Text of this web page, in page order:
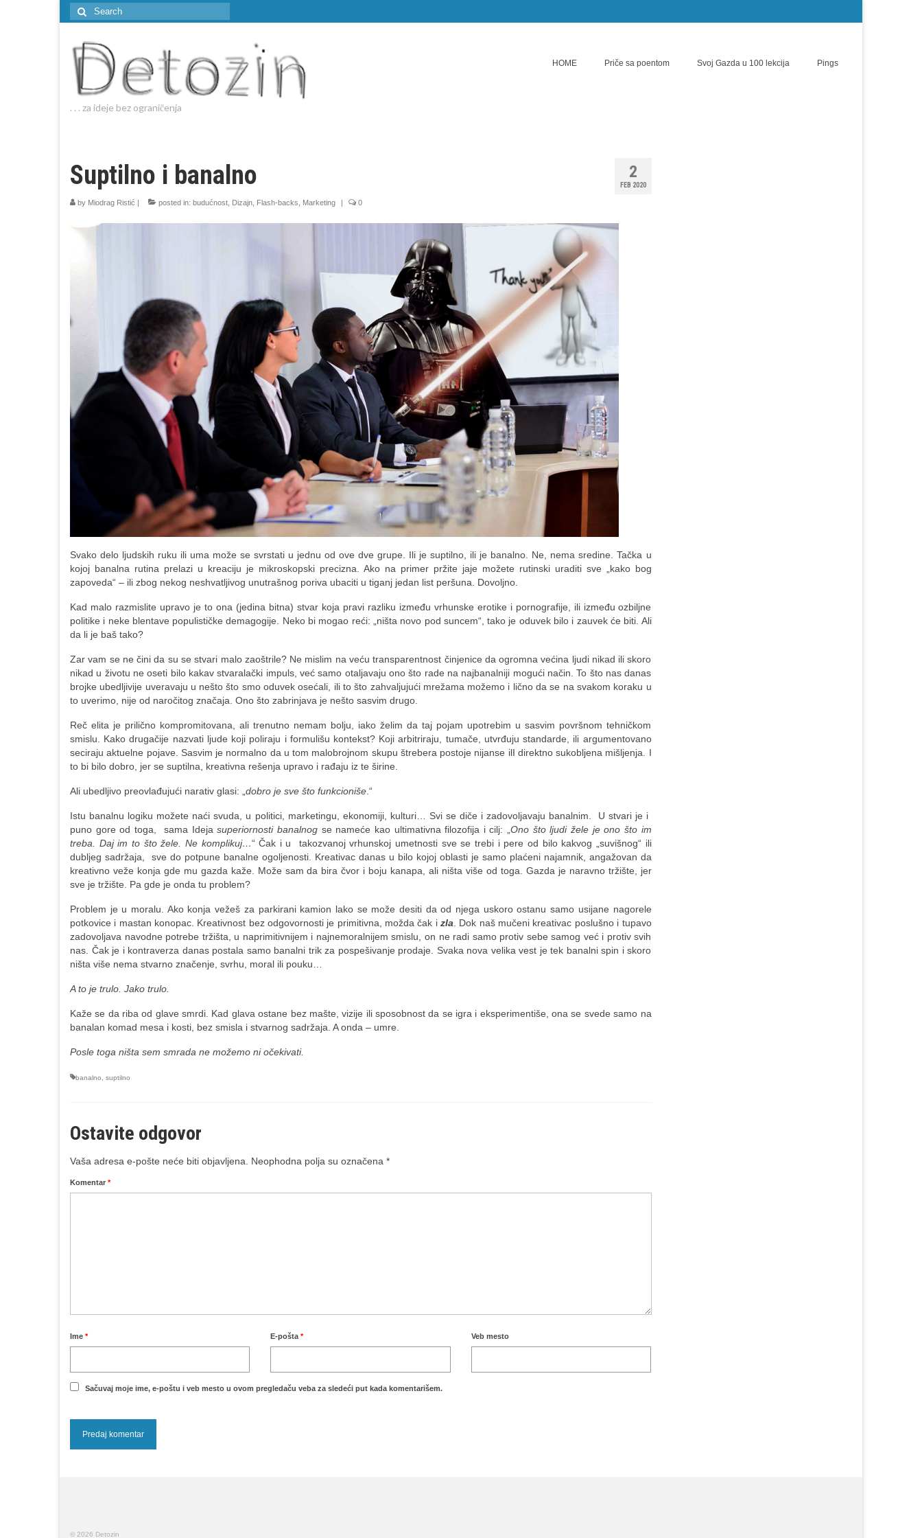
Search
for:
. . . za ideje bez ograničenja
HOME Priče sa poentom Svoj Gazda u 100 lekcija Pings
2
FEB 2020
Suptilno i banalno
by Miodrag Ristić | posted in: budućnost Dizajn Flash-backs Marketing | 0
Svako delo ljudskih ruku ili uma može se svrstati u jednu od ove dve grupe. Ili je suptilno, ili je banalno. Ne, nema sredine. Tačka u
kojoj banalna rutina prelazi u kreaciju je mikroskopski precizna. Ako na primer pržite jaje možete rutinski uraditi sve „kako bog
zapoveda“ – ili zbog nekog neshvatljivog unutrašnog poriva ubaciti u tiganj jedan list peršuna. Dovoljno.
Kad malo razmislite upravo je to ona (jedina bitna) stvar koja pravi razliku između vrhunske erotike i pornografije, ili između ozbiljne
politike i neke blentave populističke demagogije. Neko bi mogao reći: „ništa novo pod suncem“, tako je oduvek bilo i zauvek će biti. Ali
da li je baš tako?
Zar vam se ne čini da su se stvari malo zaoštrile? Ne mislim na veću transparentnost činjenice da ogromna većina ljudi nikad ili skoro
nikad u životu ne oseti bilo kakav stvaralački impuls, već samo otaljavaju ono što rade na najbanalniji mogući način. To što nas danas
brojke ubedljivije uveravaju u nešto što smo oduvek osećali, ili to što zahvaljujući mrežama možemo i lično da se na svakom koraku u
to uverimo, nije od naročitog značaja. Ono što zabrinjava je nešto sasvim drugo.
Reč elita je prilično kompromitovana, ali trenutno nemam bolju, iako želim da taj pojam upotrebim u sasvim površnom tehničkom
smislu. Kako drugačije nazvati ljude koji poliraju i formulišu kontekst? Koji arbitriraju, tumače, utvrđuju standarde, ili argumentovano
seciraju aktuelne pojave. Sasvim je normalno da u tom malobrojnom skupu štrebera postoje nijanse ilI direktno sukobljena mišljenja. I
to bi bilo dobro, jer se suptilna, kreativna rešenja upravo i rađaju iz te širine.
Ali ubedljivo preovlađujući narativ glasi: „dobro je sve što funkcioniše.“
Istu banalnu logiku možete naći svuda, u politici, marketingu, ekonomiji, kulturi… Svi se diče i zadovoljavaju banalnim. U stvari je i
puno gore od toga, sama Idejasuperiornosti banalnog se nameće kao ultimativna filozofija i cilj: „Ono što ljudi žele je ono što im
treba. Daj im to što žele. Ne komplikuj…“ Čak i u takozvanoj vrhunskoj umetnosti sve se trebi i pere od bilo kakvog „suvišnog“ ili
dubljeg sadržaja, sve do potpune banalne ogoljenosti. Kreativac danas u bilo kojoj oblasti je samo plaćeni najamnik, angažovan da
kreativno veže konja gde mu gazda kaže. Može sam da bira čvor i boju kanapa, ali ništa više od toga. Gazda je naravno tržište, jer
sve je tržište. Pa gde je onda tu problem?
Problem je u moralu. Ako konja vežeš za parkirani kamion lako se može desiti da od njega uskoro ostanu samo usijane nagorele
potkovice i mastan konopac. Kreativnost bez odgovornosti je primitivna, možda čak izla. Dok naš mučeni kreativac poslušno i tupavo
zadovoljava navodne potrebe tržišta, u naprimitivnijem i najnemoralnijem smislu, on ne radi samo protiv sebe samog već i protiv svih
nas. Čak je i kontraverza danas postala samo banalni trik za pospešivanje prodaje. Svaka nova velika vest je tek banalni spin i skoro
ništa više nema stvarno značenje, svrhu, moral ili pouku…
A to je trulo. Jako trulo.
Kaže se da riba od glave smrdi. Kad glava ostane bez mašte, vizije ili sposobnost da se igra i eksperimentiše, ona se svede samo na
banalan komad mesa i kosti, bez smisla i stvarnog sadržaja. A onda – umre.
Posle toga ništa sem smrada ne možemo ni očekivati.
banalno, suptilno
Ostavite odgovor
Vaša adresa e-pošte neće biti objavljena. Neophodna polja su označena *
Komentar *
Ime * E-pošta* Veb mesto
Sačuvaj moje ime, e-poštu i veb mesto u ovom pregledaču veba za sledeći put kada komentarišem.
© 2026 Detozin